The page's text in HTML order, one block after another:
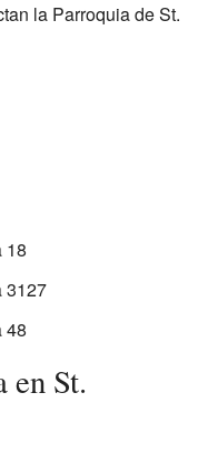
la Parroquia de St.
18
3127
48
en St.